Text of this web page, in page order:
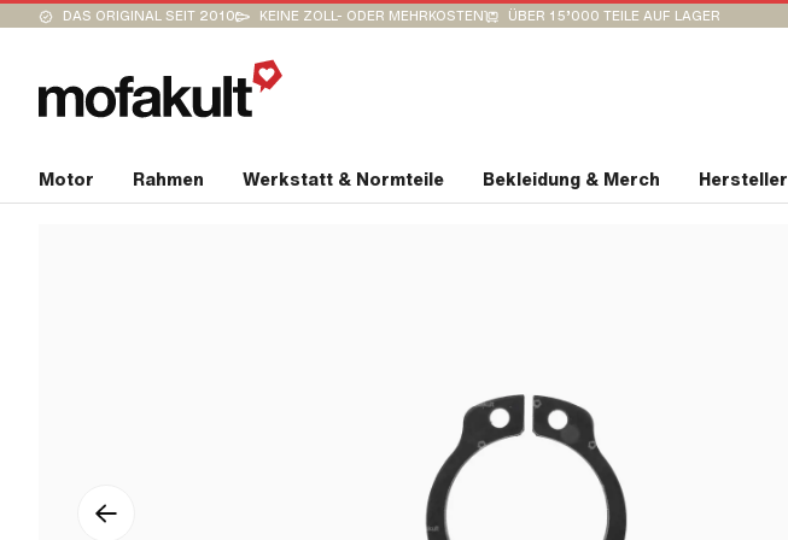
DAS ORIGINAL SEIT 2010 KEINE ZOLL- ODER MEHRKOSTEN ÜBER 15’000 TEILE AUF LAGER
Motor Rahmen Werkstatt & Normteile Bekleidung & Merch Hersteller